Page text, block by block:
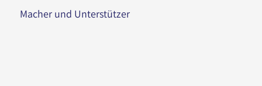
Macher und Unterstützer